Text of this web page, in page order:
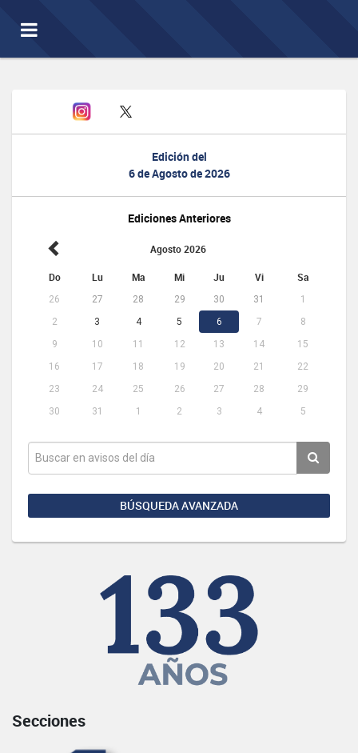
Toggle
navigation
Edición del
6 de Agosto de 2026
Ediciones Anteriores
Agosto 2026
Do Lu Ma Mi Ju Vi Sa
26 27 28 29 30 31
1
2
3 4 5 6 7
8
9
10 11 12 13 14
15
16
17 18 19 20 21
22
23
24 25 26 27 28
29
30
31 1 2 3 4 5
BÚSQUEDA AVANZADA
Secciones